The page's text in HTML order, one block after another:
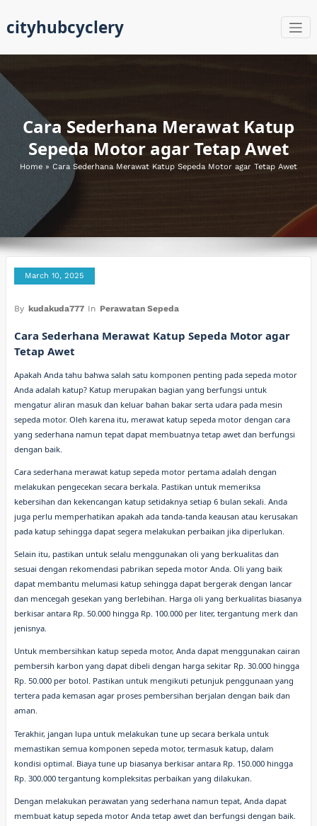
content
cityhubcyclery
Cara Sederhana Merawat Katup
Sepeda Motor agar Tetap Awet
Home » Cara Sederhana Merawat Katup Sepeda Motor agar Tetap Awet
March 10, 2025
By kudakuda777 In Perawatan Sepeda
Cara Sederhana Merawat Katup Sepeda Motor agar
Tetap Awet
Apakah Anda tahu bahwa salah satu komponen penting pada sepeda motor
Anda adalah katup? Katup merupakan bagian yang berfungsi untuk
mengatur aliran masuk dan keluar bahan bakar serta udara pada mesin
sepeda motor. Oleh karena itu, merawat katup sepeda motor dengan cara
yang sederhana namun tepat dapat membuatnya tetap awet dan berfungsi
dengan baik.
Cara sederhana merawat katup sepeda motor pertama adalah dengan
melakukan pengecekan secara berkala. Pastikan untuk memeriksa
kebersihan dan kekencangan katup setidaknya setiap 6 bulan sekali. Anda
juga perlu memperhatikan apakah ada tanda-tanda keausan atau kerusakan
pada katup sehingga dapat segera melakukan perbaikan jika diperlukan.
Selain itu, pastikan untuk selalu menggunakan oli yang berkualitas dan
sesuai dengan rekomendasi pabrikan sepeda motor Anda. Oli yang baik
dapat membantu melumasi katup sehingga dapat bergerak dengan lancar
dan mencegah gesekan yang berlebihan. Harga oli yang berkualitas biasanya
berkisar antara Rp. 50.000 hingga Rp. 100.000 per liter, tergantung merk dan
jenisnya.
Untuk membersihkan katup sepeda motor, Anda dapat menggunakan cairan
pembersih karbon yang dapat dibeli dengan harga sekitar Rp. 30.000 hingga
Rp. 50.000 per botol. Pastikan untuk mengikuti petunjuk penggunaan yang
tertera pada kemasan agar proses pembersihan berjalan dengan baik dan
aman.
Terakhir, jangan lupa untuk melakukan tune up secara berkala untuk
memastikan semua komponen sepeda motor, termasuk katup, dalam
kondisi optimal. Biaya tune up biasanya berkisar antara Rp. 150.000 hingga
Rp. 300.000 tergantung kompleksitas perbaikan yang dilakukan.
Dengan melakukan perawatan yang sederhana namun tepat, Anda dapat
membuat katup sepeda motor Anda tetap awet dan berfungsi dengan baik.